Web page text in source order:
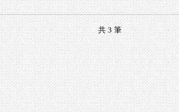
共3筆